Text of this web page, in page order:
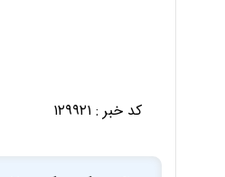
کد خبر : ۱۲۹۹۲۱